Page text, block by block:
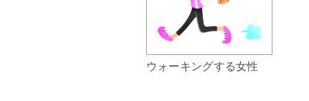
ウォーキングする女性